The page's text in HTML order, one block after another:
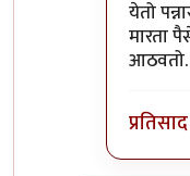
येतो
मारता
आठवतो.